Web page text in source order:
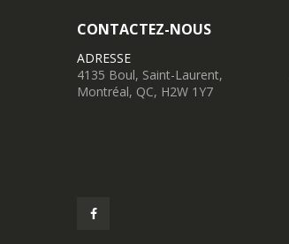
CONTACTEZ-NOUS
ADRESSE
4135 Boul, Saint-Laurent,
Montréal, QC, H2W 1Y7